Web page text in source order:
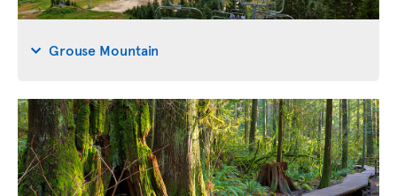
Grouse Mountain